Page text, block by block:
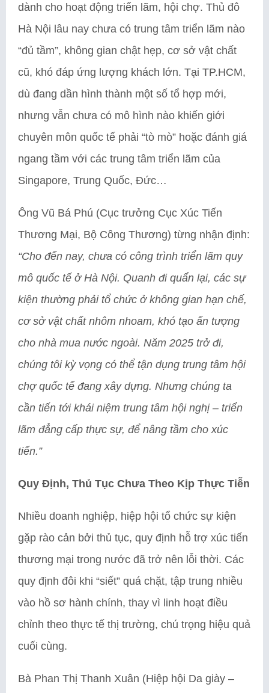
dành cho hoạt động triển lãm, hội chợ. Thủ đô
Hà Nội lâu nay chưa có trung tâm triển lãm nào
“đủ tầm”, không gian chật hẹp, cơ sở vật chất
cũ, khó đáp ứng lượng khách lớn. Tại TP.HCM,
dù đang dần hình thành một số tổ hợp mới,
nhưng vẫn chưa có mô hình nào khiến giới
chuyên môn quốc tế phải “tò mò” hoặc đánh giá
ngang tầm với các trung tâm triển lãm của
Singapore, Trung Quốc, Đức…
Ông Vũ Bá Phú (Cục trưởng Cục Xúc Tiến
Thương Mại, Bộ Công Thương) từng nhận định:
“Cho đến nay, chưa có công trình triển lãm quy
mô quốc tế ở Hà Nội. Quanh đi quẩn lại, các sự
kiện thường phải tổ chức ở không gian hạn chế,
cơ sở vật chất nhôm nhoam, khó tạo ấn tượng
cho nhà mua nước ngoài. Năm 2025 trở đi,
chúng tôi kỳ vọng có thể tận dụng trung tâm hội
chợ quốc tế đang xây dựng. Nhưng chúng ta
cần tiến tới khái niệm trung tâm hội nghị – triển
lãm đẳng cấp thực sự, để nâng tầm cho xúc
tiến.”
Quy Định, Thủ Tục Chưa Theo Kịp Thực Tiễn
Nhiều doanh nghiệp, hiệp hội tổ chức sự kiện
gặp rào cản bởi thủ tục, quy định hỗ trợ xúc tiến
thương mại trong nước đã trở nên lỗi thời. Các
quy định đôi khi “siết” quá chặt, tập trung nhiều
vào hồ sơ hành chính, thay vì linh hoạt điều
chỉnh theo thực tế thị trường, chú trọng hiệu quả
cuối cùng.
Bà Phan Thị Thanh Xuân (Hiệp hội Da giày –